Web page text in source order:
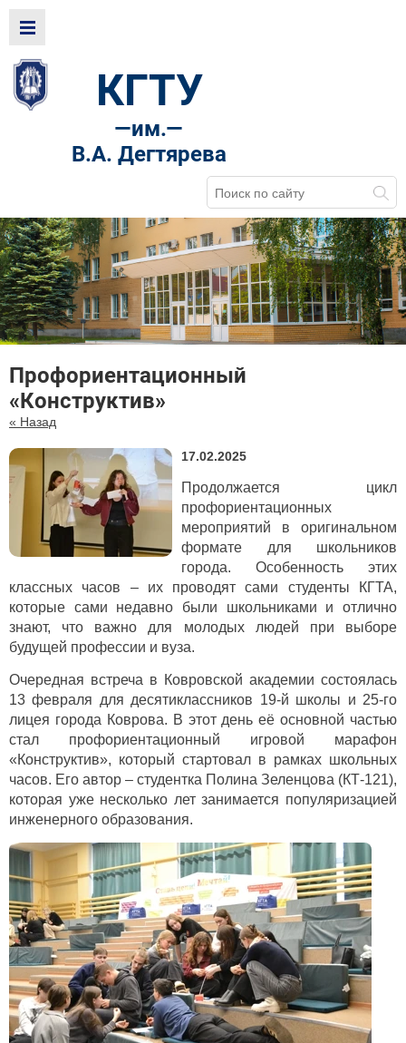
КГТУ
—им.—
В.А. Дегтярева
Профориентационный
«Конструктив»
« Назад
17.02.2025
Продолжается цикл
профориентационных
мероприятий в оригинальном
формате для школьников
города. Особенность этих
классных часов – их проводят сами студенты
КГТА,
которые сами недавно были школьниками и отлично
знают, что важно для молодых людей при выборе
будущей профессии и вуза.
Очередная встреча в Ковровской академии состоялась
13 февраля для десятиклассников 19-й школы и 25-го
лицея города Коврова. В этот день её основной частью
стал профориентационный игровой марафон
«Конструктив», который стартовал в рамках школьных
часов. Его автор – студентка Полина Зеленцова (КТ-121),
которая уже несколько лет занимается популяризацией
инженерного образования.